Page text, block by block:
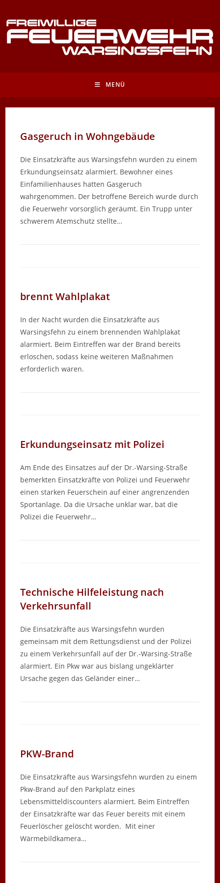
Inhalt
springen
MENÜ
Gasgeruch in Wohngebäude
Die Einsatzkräfte aus Warsingsfehn wurden zu einem
Erkundungseinsatz alarmiert. Bewohner eines
Einfamilienhauses hatten Gasgeruch
wahrgenommen. Der betroffene Bereich wurde durch
die Feuerwehr vorsorglich geräumt. Ein Trupp unter
schwerem Atemschutz stellte…
brennt Wahlplakat
In der Nacht wurden die Einsatzkräfte aus
Warsingsfehn zu einem brennenden Wahlplakat
alarmiert. Beim Eintreffen war der Brand bereits
erloschen, sodass keine weiteren Maßnahmen
erforderlich waren.
Erkundungseinsatz mit Polizei
Am Ende des Einsatzes auf der Dr.-Warsing-Straße
bemerkten Einsatzkräfte von Polizei und Feuerwehr
einen starken Feuerschein auf einer angrenzenden
Sportanlage. Da die Ursache unklar war, bat die
Polizei die Feuerwehr…
Technische Hilfeleistung nach
Verkehrsunfall
Die Einsatzkräfte aus Warsingsfehn wurden
gemeinsam mit dem Rettungsdienst und der Polizei
zu einem Verkehrsunfall auf der Dr.-Warsing-Straße
alarmiert. Ein Pkw war aus bislang ungeklärter
Ursache gegen das Geländer einer…
PKW-Brand
Die Einsatzkräfte aus Warsingsfehn wurden zu einem
Pkw-Brand auf den Parkplatz eines
Lebensmitteldiscounters alarmiert. Beim Eintreffen
der Einsatzkräfte war das Feuer bereits mit einem
Feuerlöscher gelöscht worden. Mit einer
Wärmebildkamera…